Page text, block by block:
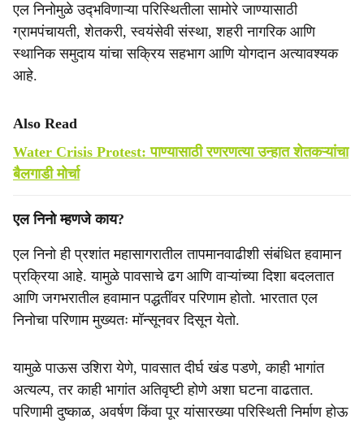
एल निनोमुळे उद्‍भविणाऱ्या परिस्थितीला सामोरे जाण्यासाठी
ग्रामपंचायती, शेतकरी, स्वयंसेवी संस्था, शहरी नागरिक आणि
स्थानिक समुदाय यांचा सक्रिय सहभाग आणि योगदान अत्यावश्यक
आहे.
Also Read
Water Crisis Protest: पाण्यासाठी रणरणत्या उन्हात शेतकऱ्यांचा
बैलगाडी मोर्चा
एल निनो म्हणजे काय?
एल निनो ही प्रशांत महासागरातील तापमानवाढीशी संबंधित हवामान
प्रक्रिया आहे. यामुळे पावसाचे ढग आणि वाऱ्यांच्या दिशा बदलतात
आणि जगभरातील हवामान पद्धतींवर परिणाम होतो. भारतात एल
निनोचा परिणाम मुख्यतः मॉन्सूनवर दिसून येतो.
यामुळे पाऊस उशिरा येणे, पावसात दीर्घ खंड पडणे, काही भागांत
अत्यल्प, तर काही भागांत अतिवृष्टी होणे अशा घटना वाढतात.
परिणामी दुष्काळ, अवर्षण किंवा पूर यांसारख्या परिस्थिती निर्माण होऊ